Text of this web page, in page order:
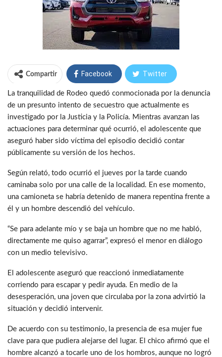
Compartir Facebook Twitter
WhatsApp Telegram
La tranquilidad de Rodeo quedó conmocionada por la denuncia
de un presunto intento de secuestro que actualmente es
investigado por la Justicia y la Policía. Mientras avanzan las
actuaciones para determinar qué ocurrió, el adolescente que
aseguró haber sido víctima del episodio decidió contar
públicamente su versión de los hechos.
Según relató, todo ocurrió el jueves por la tarde cuando
caminaba solo por una calle de la localidad. En ese momento,
una camioneta se habría detenido de manera repentina frente a
él y un hombre descendió del vehículo.
“Se para adelante mío y se baja un hombre que no me habló,
directamente me quiso agarrar”, expresó el menor en diálogo
con un medio televisivo.
El adolescente aseguró que reaccionó inmediatamente
corriendo para escapar y pedir ayuda. En medio de la
desesperación, una joven que circulaba por la zona advirtió la
situación y decidió intervenir.
De acuerdo con su testimonio, la presencia de esa mujer fue
clave para que pudiera alejarse del lugar. El chico afirmó que el
hombre alcanzó a tocarle uno de los hombros, aunque no logró